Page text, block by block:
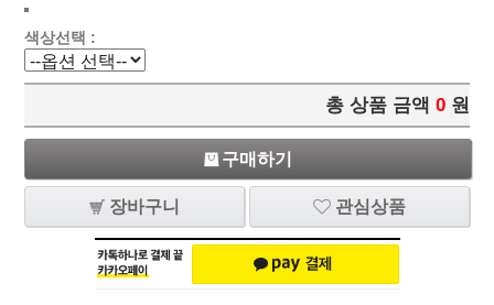
색상선택 :
총 상품 금액 0 원
구매하기
장바구니 관심상품